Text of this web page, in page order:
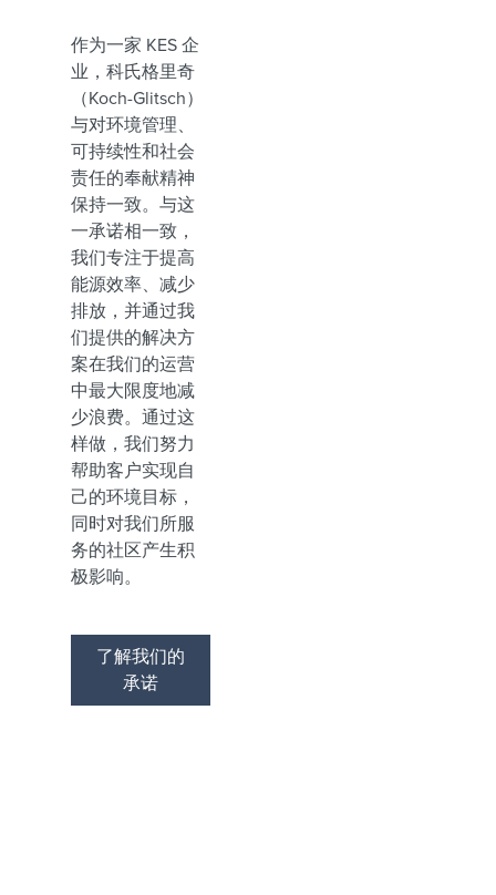
作为一家 KES 企
业，科氏格里奇
（Koch-Glitsch）
与对环境管理、
可持续性和社会
责任的奉献精神
保持一致。与这
一承诺相一致，
我们专注于提高
能源效率、减少
排放，并通过我
们提供的解决方
案在我们的运营
中最大限度地减
少浪费。通过这
样做，我们努力
帮助客户实现自
己的环境目标，
同时对我们所服
务的社区产生积
极影响。
了解我们的
承诺